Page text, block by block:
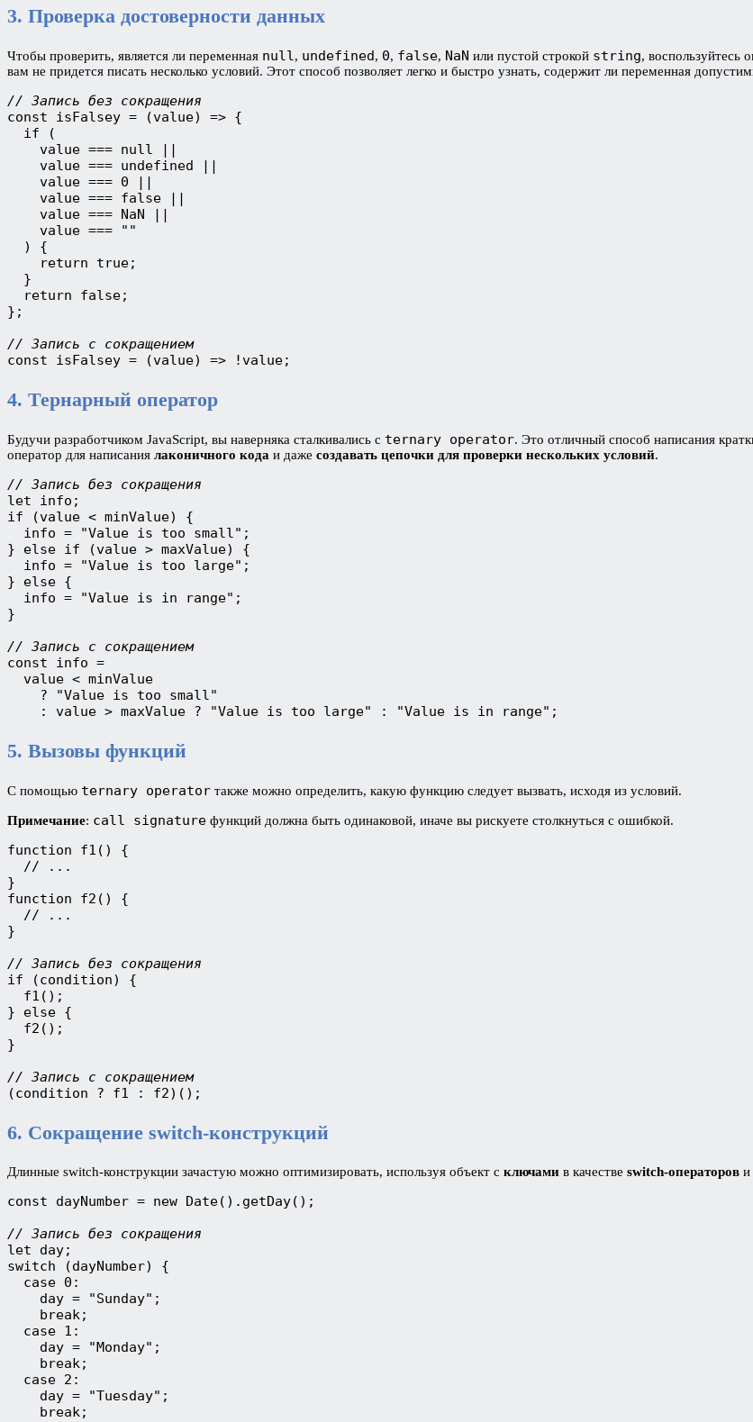
3. Проверка достоверности данных
Чтобы проверить, является ли переменная null, undefined, 0, false, NaN или пустой строкой string, воспользуйтесь
вам не придется писать несколько условий. Этот способ позволяет легко и быстро узнать, содержит ли переменная
// Запись без сокращения
const isFalsey = (value) => {
  if (
    value === null ||
    value === undefined ||
    value === 0 ||
    value === false ||
    value === NaN ||
    value === ""
  ) {
    return true;
  }
  return false;
};
// Запись с сокращением
const isFalsey = (value) => !value;
4. Тернарный оператор
Будучи разработчиком JavaScript, вы наверняка сталкивались с ternary operator. Это отличный способ написания
оператор для написания лаконичного кода и даже создавать цепочки для проверки нескольких условий.
// Запись без сокращения
let info;
if (value < minValue) {
  info = "Value is too small";
} else if (value > maxValue) {
  info = "Value is too large";
} else {
  info = "Value is in range";
}
// Запись с сокращением
const info =
  value < minValue
    ? "Value is too small"
    : value > maxValue ? "Value is too large" : "Value is in range";
5. Вызовы функций
С помощью ternary operator также можно определить, какую функцию следует вызвать, исходя из условий.
Примечание: call signature функций должна быть одинаковой, иначе вы рискуете столкнуться с ошибкой.
function f1() {
  // ...
}
function f2() {
  // ...
}
// Запись без сокращения
if (condition) {
  f1();
} else {
  f2();
}
// Запись с сокращением
(condition ? f1 : f2)();
6. Сокращение switch-конструкций
Длинные switch-конструкции зачастую можно оптимизировать, используя объект с ключами в качестве switch-операторов и
const dayNumber = new Date().getDay();
// Запись без сокращения
let day;
switch (dayNumber) {
  case 0:
    day = "Sunday";
    break;
  case 1:
    day = "Monday";
    break;
  case 2:
    day = "Tuesday";
    break;